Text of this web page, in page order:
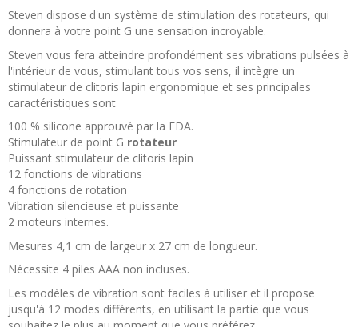
Steven dispose d'un système de stimulation des rotateurs, qui
donnera à votre point G une sensation incroyable.
Steven vous fera atteindre profondément ses vibrations pulsées à
l'intérieur de vous, stimulant tous vos sens, il intègre un
stimulateur de clitoris lapin ergonomique et ses principales
caractéristiques sont
100 % silicone approuvé par la FDA.
Stimulateur de point G rotateur
Puissant stimulateur de clitoris lapin
12 fonctions de vibrations
4 fonctions de rotation
Vibration silencieuse et puissante
2 moteurs internes.
Mesures 4,1 cm de largeur x 27 cm de longueur.
Nécessite 4 piles AAA non incluses.
Les modèles de vibration sont faciles à utiliser et il propose
jusqu'à 12 modes différents, en utilisant la partie que vous